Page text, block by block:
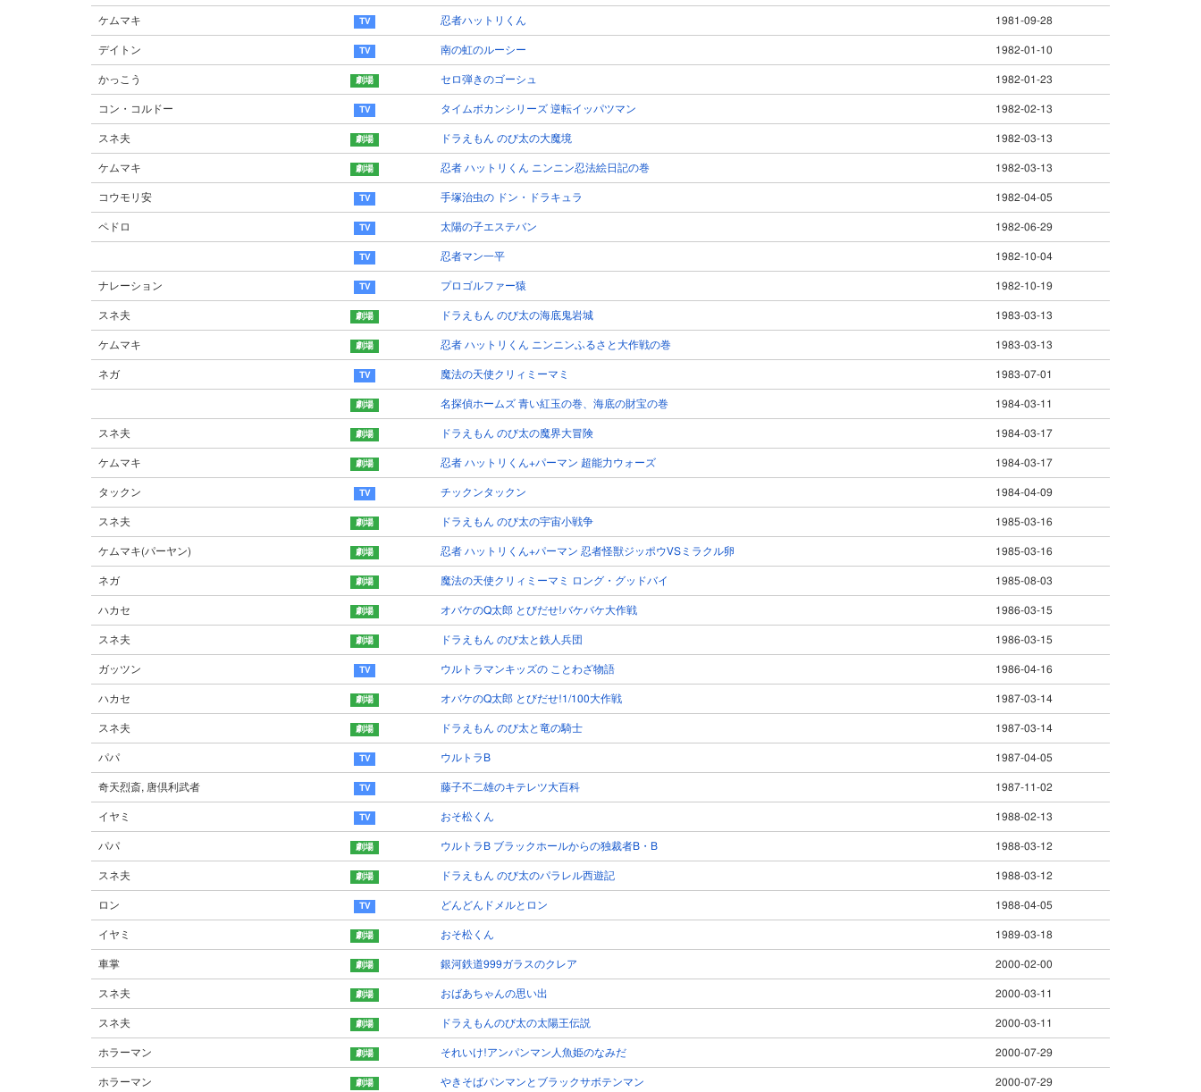
ケムマキ 忍者ハットリくん 1981-09-28
デイトン 南の虹のルーシー 1982-01-10
かっこう セロ弾きのゴーシュ 1982-01-23
コン・コルドー タイムボカンシリーズ 逆転イッパツマン 1982-02-13
スネ夫 ドラえもん のび太の大魔境 1982-03-13
ケムマキ 忍者 ハットリくん ニンニン忍法絵日記の巻 1982-03-13
コウモリ安 手塚治虫の ドン・ドラキュラ 1982-04-05
ペドロ 太陽の子エステバン 1982-06-29
忍者マン一平 1982-10-04
ナレーション プロゴルファー猿 1982-10-19
スネ夫 ドラえもん のび太の海底鬼岩城 1983-03-13
ケムマキ 忍者 ハットリくん ニンニンふるさと大作戦の巻 1983-03-13
ネガ 魔法の天使クリィミーマミ 1983-07-01
名探偵ホームズ 青い紅玉の巻、海底の財宝の巻 1984-03-11
スネ夫 ドラえもん のび太の魔界大冒険 1984-03-17
ケムマキ 忍者 ハットリくん+パーマン 超能力ウォーズ 1984-03-17
タックン チックンタックン 1984-04-09
スネ夫 ドラえもん のび太の宇宙小戦争 1985-03-16
ケムマキ(パーヤン) 忍者 ハットリくん+パーマン 忍者怪獣ジッポウVSミラクル卵 1985-03-16
ネガ 魔法の天使クリィミーマミ ロング・グッドバイ 1985-08-03
ハカセ オバケのQ太郎 とびだせ!バケバケ大作戦 1986-03-15
スネ夫 ドラえもん のび太と鉄人兵団 1986-03-15
ガッツン ウルトラマンキッズの ことわざ物語 1986-04-16
ハカセ オバケのQ太郎 とびだせ!1/100大作戦 1987-03-14
スネ夫 ドラえもん のび太と竜の騎士 1987-03-14
パパ ウルトラB 1987-04-05
奇天烈斎, 唐倶利武者 藤子不二雄のキテレツ大百科 1987-11-02
イヤミ おそ松くん 1988-02-13
パパ ウルトラB ブラックホールからの独裁者B・B 1988-03-12
スネ夫 ドラえもん のび太のパラレル西遊記 1988-03-12
ロン どんどんドメルとロン 1988-04-05
イヤミ おそ松くん 1989-03-18
車掌 銀河鉄道999ガラスのクレア 2000-02-00
スネ夫 おばあちゃんの思い出 2000-03-11
スネ夫 ドラえもんのび太の太陽王伝説 2000-03-11
ホラーマン それいけ!アンパンマン人魚姫のなみだ 2000-07-29
ホラーマン やきそばパンマンとブラックサボテンマン 2000-07-29